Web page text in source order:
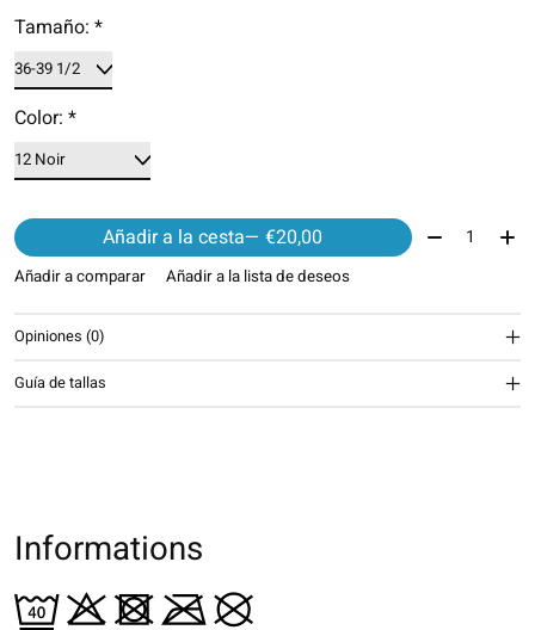
Tamaño: *
Color: *
Añadir a la cesta — €20,00 Cantidad:
Añadir a comparar Añadir a la lista de deseos
Opiniones (0)
Guía de tallas
Informations